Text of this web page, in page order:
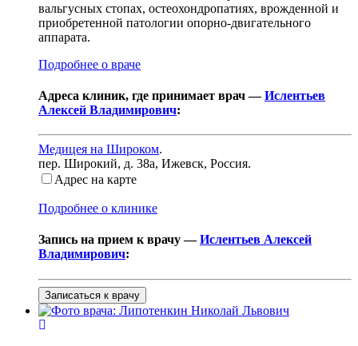
вальгусных стопах, остеохондропатиях, врожденной и
приобретенной патологии опорно-двигательного
аппарата.
Подробнее о враче
Адреса клиник, где принимает врач —Ислентьев
Алексей Владимирович:
Медицея на Широком.
пер. Широкий, д. 38а, Ижевск, Россия.
Адрес на карте
Подробнее о клинике
Запись на прием к врачу —Ислентьев Алексей
Владимирович:
Записаться к врачу